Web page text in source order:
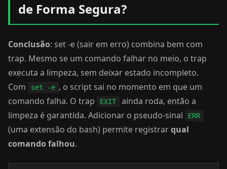
de Forma Segura?
Conclusão: set -e (sair em erro) combina bem com
trap. Mesmo se um comando falhar no meio, o trap
executa a limpeza, sem deixar estado incompleto.
Com
set -e , o script sai no momento em que um
comando falha. O trap
EXIT
ainda roda, então a
limpeza é garantida. Adicionar o pseudo-sinal
ERR
(uma extensão do bash) permite registrarqual
comando falhou.